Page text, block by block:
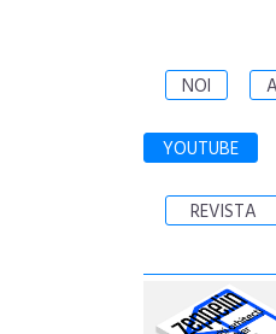
NOI
YOUTUBE
REVISTA